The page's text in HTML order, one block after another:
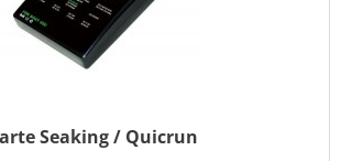
Seaking / Quicrun